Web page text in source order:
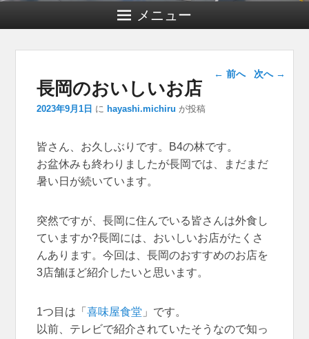
メニュー
投稿ナビゲー
ション
← 前へ 次へ →
長岡のおいしいお店
2023年9月1日 に hayashi.michiru が投稿
皆さん、お久しぶりです。B4の林です。
お盆休みも終わりましたが長岡では、まだまだ
暑い日が続いています。
突然ですが、長岡に住んでいる皆さんは外食し
ていますか?長岡には、おいしいお店がたくさ
んあります。今回は、長岡のおすすめのお店を
3店舗ほど紹介したいと思います。
1つ目は「喜味屋食堂 」です。
以前、テレビで紹介されていたそうなので知っ